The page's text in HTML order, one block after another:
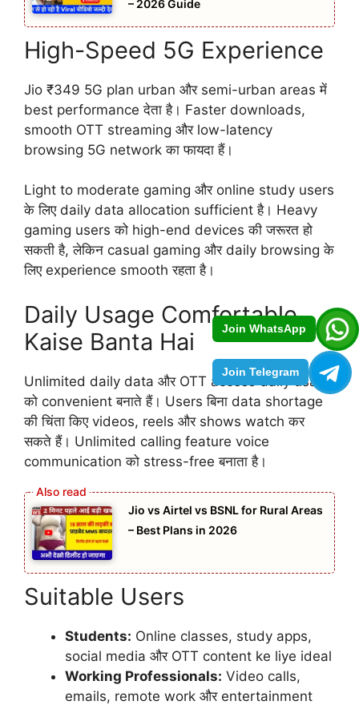
Join WhatsApp
Join Telegram
– 2026 Guide
High-Speed 5G Experience
Jio ₹349 5G plan urban और semi-urban areas में
best performance देता है। Faster downloads,
smooth OTT streaming और low-latency
browsing 5G network का फायदा हैं।
Light to moderate gaming और online study users
के लिए daily data allocation sufficient है। Heavy
gaming users को high-end devices की जरूरत हो
सकती है, लेकिन casual gaming और daily browsing के
लिए experience smooth रहता है।
Daily Usage Comfortable
Kaise Banta Hai
Unlimited daily data और OTT access daily usage
को convenient बनाते हैं। Users बिना data shortage
की चिंता किए videos, reels और shows watch कर
सकते हैं। Unlimited calling feature voice
communication को stress-free बनाता है।
Jio vs Airtel vs BSNL for Rural Areas
– Best Plans in 2026
Suitable Users
Students: Online classes, study apps,
social media और OTT content ke liye ideal
Working Professionals: Video calls,
emails, remote work और entertainment